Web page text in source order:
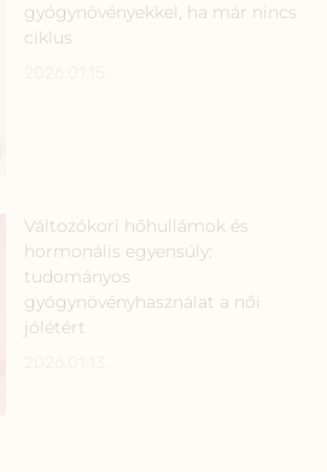
gyógynövényekkel, ha már nincs
ciklus
Változókori hőhullámok és
hormonális egyensúly:
tudományos
gyógynövényhasználat a női
jólétért